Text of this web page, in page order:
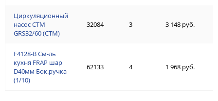
Циркуляционный
насос СТМ
GRS32/60 (СТМ)
F4128-В См-ль
кухня FRAP шар
D40мм Бок.ручка
(1/10)
32084 3 3 148 руб.
62133 4 1 968 руб.